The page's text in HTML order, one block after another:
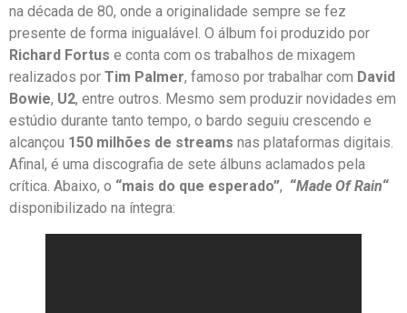
na década de 80, onde a originalidade sempre se fez
presente de forma inigualável. O álbum foi produzido por
Richard Fortus e conta com os trabalhos de mixagem
realizados por Tim Palmer, famoso por trabalhar com David
Bowie, U2, entre outros. Mesmo sem produzir novidades em
estúdio durante tanto tempo, o bardo seguiu crescendo e
alcançou 150 milhões de streams nas plataformas digitais.
Afinal, é uma discografia de sete álbuns aclamados pela
crítica. Abaixo, o “mais do que esperado”, “Made Of Rain“
disponibilizado na íntegra: